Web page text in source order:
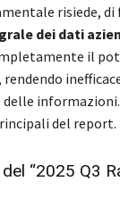
risiede,
dei dati
il
informazioni.
del report.
“2025 Q3